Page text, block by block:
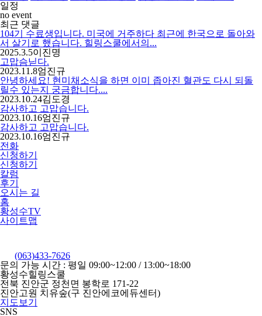
일정
no event
최근 댓글
104기 수료생입니다. 미국에 거주하다 최근에 한국으로 돌아와
서 살기로 했습니다. 힐링스쿨에서의...
2025.3.5이진명
고맙슴닏다.
2023.11.8엄진규
안녕하세요! 현미채소식을 하면 이미 좁아진 혈관도 다시 되돌
릴수 있는지 궁금합니다....
2023.10.24김도경
감사하고 고맙습니다.
2023.10.16엄진규
감사하고 고맙습니다.
2023.10.16엄진규
전화
신청하기
신청하기
칼럼
후기
오시는 길
홈
황성수TV
사이트맵
(063)433-7626
문의 가능 시간 : 평일 09:00~12:00 / 13:00~18:00
황성수힐링스쿨
전북 진안군 정천면 봉학로 171-22
진안고원 치유숲(구 진안에코에듀센터)
지도보기
SNS